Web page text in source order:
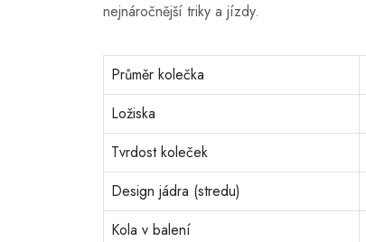
nejnáročnější triky a jízdy.
Průměr kolečka
Ložiska
Tvrdost koleček
Design jádra (stredu)
Kola v balení